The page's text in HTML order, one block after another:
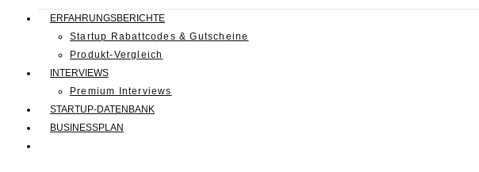
ERFAHRUNGSBERICHTE
Startup Rabattcodes & Gutscheine
Produkt-Vergleich
INTERVIEWS
Premium Interviews
STARTUP-DATENBANK
BUSINESSPLAN